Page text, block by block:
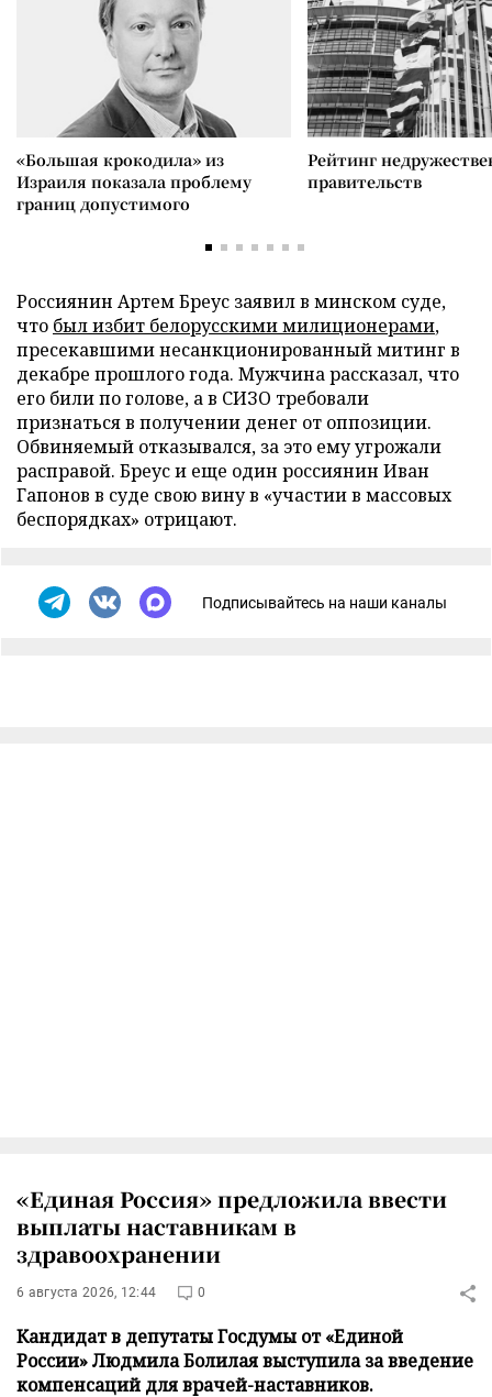
«Большая крокодила» из
Израиля показала проблему
границ допустимого
Рейтинг
правительств
Россиянин Артем Бреус заявил в минском суде,
что был избит белорусскими милиционерами,
пресекавшими несанкционированный митинг в
декабре прошлого года. Мужчина рассказал, что
его били по голове, а в СИЗО требовали
признаться в получении денег от оппозиции.
Обвиняемый отказывался, за это ему угрожали
расправой. Бреус и еще один россиянин Иван
Гапонов в суде свою вину в «участии в массовых
беспорядках» отрицают.
Подписывайтесь на наши каналы
«Единая Россия» предложила ввести
выплаты наставникам в
здравоохранении
6 августа 2026, 12:44 0
Кандидат в депутаты Госдумы от «Единой
России» Людмила Болилая выступила за введение
компенсаций для врачей-наставников.